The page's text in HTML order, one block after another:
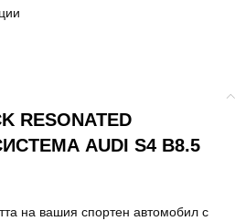
RESONATED
AUDI S4 B8.5
на вашия спортен автомобил с